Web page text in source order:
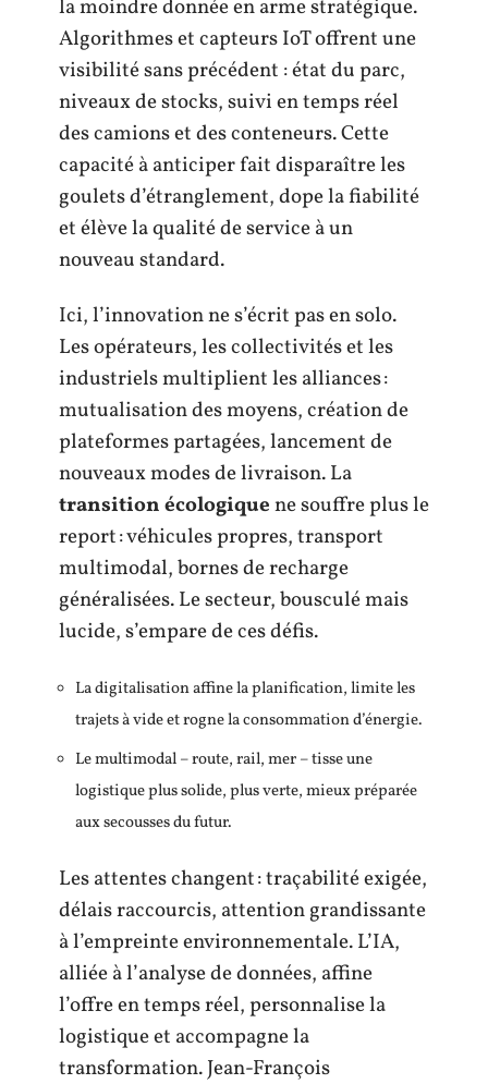
la moindre donnée en arme stratégique.
Algorithmes et capteurs IoT offrent une
visibilité sans précédent : état du parc,
niveaux de stocks, suivi en temps réel
des camions et des conteneurs. Cette
capacité à anticiper fait disparaître les
goulets d’étranglement, dope la fiabilité
et élève la qualité de service à un
nouveau standard.
Ici, l’innovation ne s’écrit pas en solo.
Les opérateurs, les collectivités et les
industriels multiplient les alliances :
mutualisation des moyens, création de
plateformes partagées, lancement de
nouveaux modes de livraison. La
transition écologiquene souffre plus le
report : véhicules propres, transport
multimodal, bornes de recharge
généralisées. Le secteur, bousculé mais
lucide, s’empare de ces défis.
La digitalisation affine la planification, limite les
trajets à vide et rogne la consommation d’énergie.
Le multimodal – route, rail, mer – tisse une
logistique plus solide, plus verte, mieux préparée
aux secousses du futur.
Les attentes changent : traçabilité exigée,
délais raccourcis, attention grandissante
à l’empreinte environnementale. L’IA,
alliée à l’analyse de données, affine
l’offre en temps réel, personnalise la
logistique et accompagne la
transformation. Jean-François